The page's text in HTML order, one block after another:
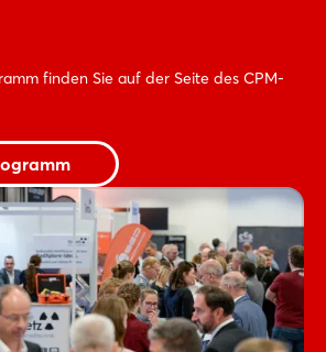
finden Sie auf der Seite des CPM-